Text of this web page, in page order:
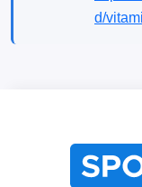
d/